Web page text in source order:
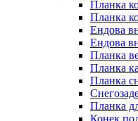
Планка
Планка
Ендова
Ендова
Планка
Планка
Планка
Планка
Конек